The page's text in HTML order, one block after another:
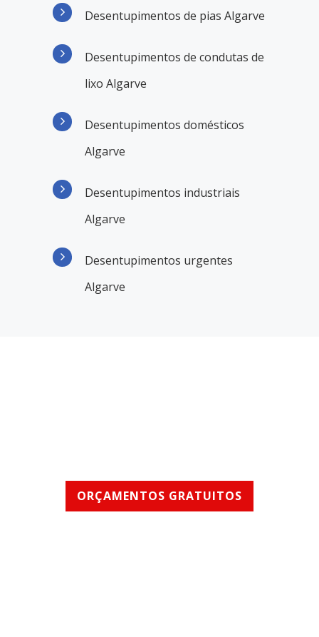
Desentupimentos de pias Algarve
Desentupimentos de condutas de
lixo Algarve
Desentupimentos domésticos
Algarve
Desentupimentos industriais
Algarve
Desentupimentos urgentes
Algarve
ORÇAMENTOS GRATUITOS